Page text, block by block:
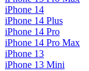
iPhone 14
iPhone 14 Plus
iPhone 14 Pro
iPhone 14 Pro Max
iPhone 13
iPhone 13 Mini